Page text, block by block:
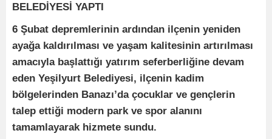
BELEDİYESİ YAPTI
6 Şubat depremlerinin ardından ilçenin yeniden
ayağa kaldırılması ve yaşam kalitesinin artırılması
amacıyla başlattığı yatırım seferberliğine devam
eden Yeşilyurt Belediyesi, ilçenin kadim
bölgelerinden Banazı’da çocuklar ve gençlerin
talep ettiği modern park ve spor alanını
tamamlayarak hizmete sundu.